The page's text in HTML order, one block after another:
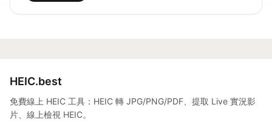
HEIC.best
免費線上 HEIC 工具：HEIC 轉 JPG/PNG/PDF、提取 Live 實況影
片、線上檢視 HEIC。